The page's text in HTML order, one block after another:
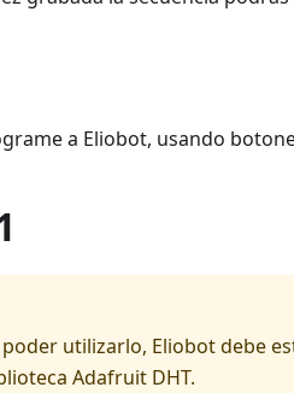
a Eliobot, usando
utilizarlo, Eliobot debe
Adafruit DHT.